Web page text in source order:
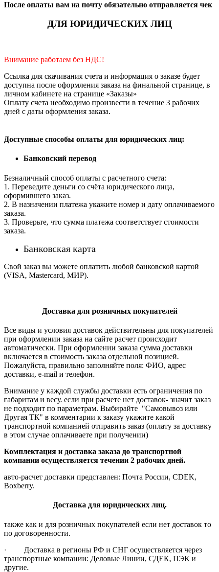
После оплаты вам на почту обязательно отправляется чек
ДЛЯ ЮРИДИЧЕСКИХ ЛИЦ
Внимание работаем без НДС!
Ссылка для скачивания счета и информация о заказе будет
доступна после оформления заказа на финальной странице, в
личном кабинете на странице «Заказы»
Оплату счета необходимо произвести в течение 3 рабочих
дней с даты оформления заказа.
Доступные способы оплаты для юридических лиц:
Банковский перевод
Безналичный способ оплаты с расчетного счета:
1. Переведите деньги со счёта юридического лица,
оформившего заказ.
2. В назначении платежа укажите номер и дату оплачиваемого
заказа.
3. Проверьте, что сумма платежа соответствует стоимости
заказа.
Банковская карта
Свой заказ вы можете оплатить любой банковской картой
(VISA, Mastercard, МИР).
Доставка для розничных покупателей
Все виды и условия доставок действительны для покупателей
при оформлении заказа на сайте расчет происходит
автоматически. При оформлении заказа сумма доставки
включается в стоимость заказа отдельной позицией.
Пожалуйста, правильно заполняйте поля: ФИО, адрес
доставки, e-mail и телефон.
Внимание у каждой службы доставки есть ограничения по
габаритам и весу. если при расчете нет доставок- значит заказ
не подходит по параметрам. Выбирайте "Самовывоз или
Другая ТК" в комментарии к заказу укажите какой
транспортной компанией отправить заказ (оплату за доставку
в этом случае оплачиваете при получении)
Комплектация и доставка заказа до транспортной
компании осуществляется течении 2 рабочих дней.
авто-расчет доставки представлен: Почта России, CDEK,
Boxberry.
Доставка для юридических лиц.
также как и для розничных покупателей если нет доставок то
по договоренности.
· Доставка в регионы РФ и СНГ осуществляется через
транспортные компании: Деловые Линии, СДЕК, ПЭК и
другие.